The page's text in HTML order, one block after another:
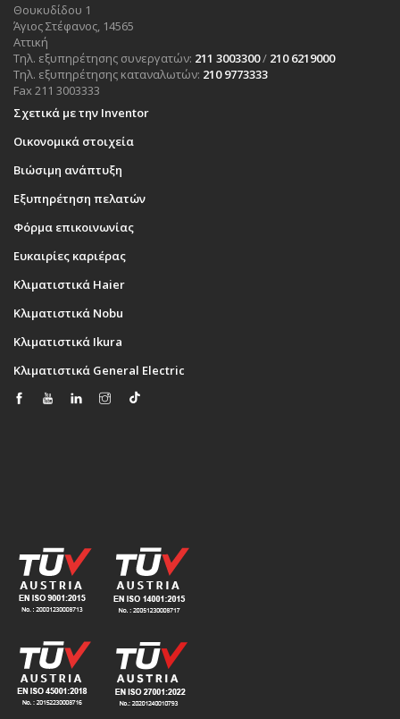
Θουκυδίδου 1
Άγιος Στέφανος, 14565
Αττική
Τηλ. εξυπηρέτησης συνεργατών: 211 3003300/ 210 6219000
Τηλ. εξυπηρέτησης καταναλωτών: 210 9773333
Fax 211 3003333
Σχετικά με την Inventor
Οικονομικά στοιχεία
Βιώσιμη ανάπτυξη
Εξυπηρέτηση πελατών
Φόρμα επικοινωνίας
Ευκαιρίες καριέρας
Κλιματιστικά Haier
Κλιματιστικά Nobu
Κλιματιστικά Ikura
Κλιματιστικά General Electric